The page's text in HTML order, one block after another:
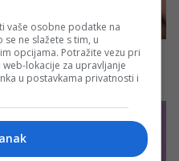
vaše osobne podatke na
ne slažete s tim, u
opcijama. Potražite vezu pri
lokacije za upravljanje
u postavkama privatnosti i